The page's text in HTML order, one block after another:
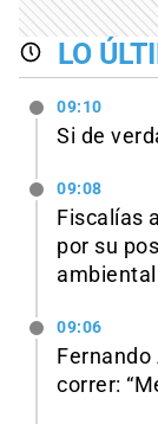
LO
09:10
Si de
09:08
Fiscalías
por su
ambiental
09:06
Fernando
correr: